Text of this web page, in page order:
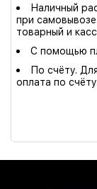
Наличный
при
товарный и
С помощью
По счёту.
оплата по счёту.